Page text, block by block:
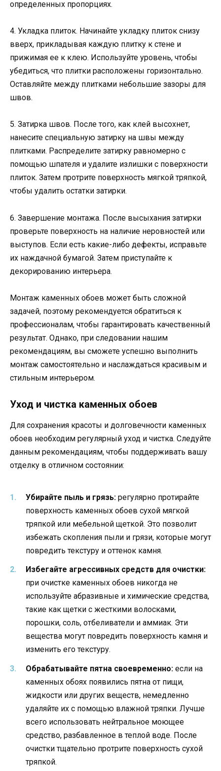
определенных пропорциях.
4. Укладка плиток. Начинайте укладку плиток снизу
вверх, прикладывая каждую плитку к стене и
прижимая ее к клею. Используйте уровень, чтобы
убедиться, что плитки расположены горизонтально.
Оставляйте между плитками небольшие зазоры для
швов.
5. Затирка швов. После того, как клей высохнет,
нанесите специальную затирку на швы между
плитками. Распределите затирку равномерно с
помощью шпателя и удалите излишки с поверхности
плиток. Затем протрите поверхность мягкой тряпкой,
чтобы удалить остатки затирки.
6. Завершение монтажа. После высыхания затирки
проверьте поверхность на наличие неровностей или
выступов. Если есть какие-либо дефекты, исправьте
их наждачной бумагой. Затем приступайте к
декорированию интерьера.
Монтаж каменных обоев может быть сложной
задачей, поэтому рекомендуется обратиться к
профессионалам, чтобы гарантировать качественный
результат. Однако, при следовании нашим
рекомендациям, вы сможете успешно выполнить
монтаж самостоятельно и наслаждаться красивым и
стильным интерьером.
Уход и чистка каменных обоев
Для сохранения красоты и долговечности каменных
обоев необходим регулярный уход и чистка. Следуйте
данным рекомендациям, чтобы поддерживать вашу
отделку в отличном состоянии:
Убирайте пыль и грязь: регулярно протирайте
поверхность каменных обоев сухой мягкой
тряпкой или мебельной щеткой. Это позволит
избежать скопления пыли и грязи, которые могут
повредить текстуру и оттенок камня.
Избегайте агрессивных средств для очистки:
при очистке каменных обоев никогда не
используйте абразивные и химические средства,
такие как щетки с жесткими волосками,
порошки, соль, отбеливатели и аммиак. Эти
вещества могут повредить поверхность камня и
изменить его текстуру.
Обрабатывайте пятна своевременно: если на
каменных обоях появились пятна от пищи,
жидкости или других веществ, немедленно
удаляйте их с помощью влажной тряпки. Лучше
всего использовать нейтральное моющее
средство, разбавленное в теплой воде. После
очистки тщательно протрите поверхность сухой
тряпкой.